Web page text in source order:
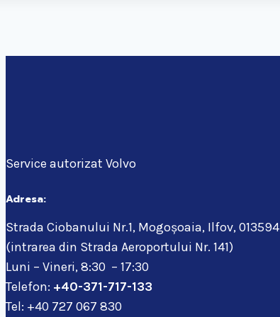
Service autorizat Volvo
Adresa:
Strada Ciobanului Nr.1, Mogoșoaia, Ilfov, 013594
(intrarea din Strada Aeroportului Nr. 141)
Luni – Vineri, 8:30 – 17:30
Telefon: +40-371-717-133
Tel: +40 727 067 830